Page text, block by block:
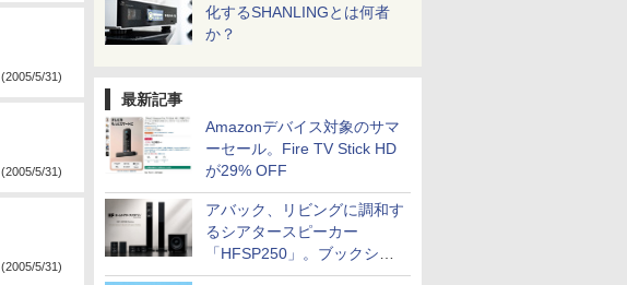
化するSHANLINGとは何者
か？
最新記事
Amazonデバイス対象のサマ
ーセール。Fire TV Stick HD
が29% OFF
アバック、リビングに調和す
るシアタースピーカー
「HFSP250」。ブックシェ
ルフはペア3万円以下
(2005/5/31)
(2005/5/31)
(2005/5/31)